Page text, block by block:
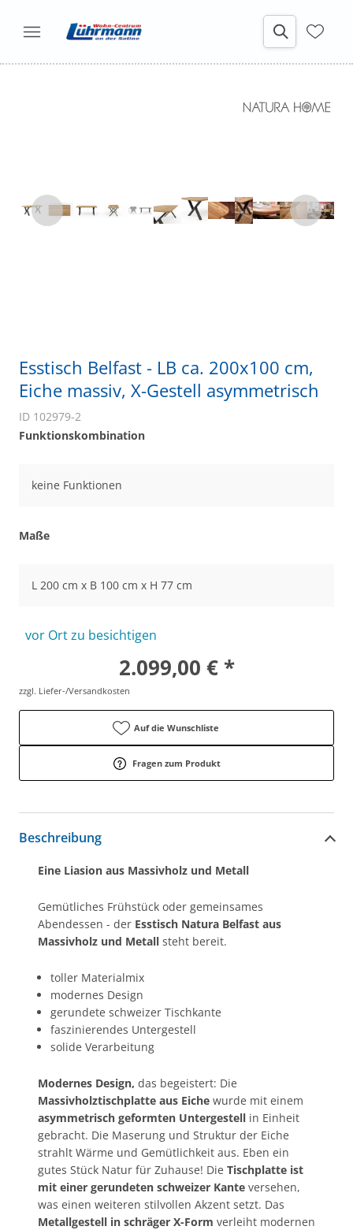
Esstisch Belfast - LB ca. 200x100 cm,
Eiche massiv, X-Gestell asymmetrisch
ID 102979-2
Funktionskombination
keine Funktionen
Maße
L 200 cm x B 100 cm x H 77 cm
vor Ort zu besichtigen
2.099,00 € *
zzgl. Liefer-/Versandkosten
Auf die Wunschliste
Fragen zum Produkt
Beschreibung
Eine Liasion aus Massivholz und Metall
Gemütliches Frühstück oder gemeinsames
Abendessen - der Esstisch Natura Belfast aus
Massivholz und Metall steht bereit.
toller Materialmix
modernes Design
gerundete schweizer Tischkante
faszinierendes Untergestell
solide Verarbeitung
Modernes Design, das begeistert: Die
Massivholztischplatte aus Eiche wurde mit einem
asymmetrisch geformten Untergestell in Einheit
gebracht. Die Maserung und Struktur der Eiche
strahlt Wärme und Gemütlichkeit aus. Eben ein
gutes Stück Natur für Zuhause! Die Tischplatte ist
mit einer gerundeten schweizer Kante versehen,
was einen weiteren stilvollen Akzent setzt. Das
Metallgestell in schräger X-Form verleiht modernen